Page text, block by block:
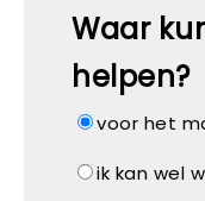
Waar
helpen?
voor het
ik kan wel